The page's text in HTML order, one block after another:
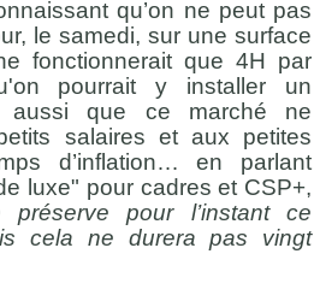
qu’on ne peut pas
le samedi, sur une surface
fonctionnerait que 4H par
pourrait y installer un
que ce marché ne
salaires et aux petites
d’inflation… en parlant
luxe" pour cadres et CSP+,
préserve pour l’instant ce
cela ne durera pas vingt